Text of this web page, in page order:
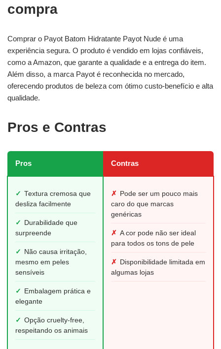
compra
Comprar o Payot Batom Hidratante Payot Nude é uma
experiência segura. O produto é vendido em lojas confiáveis,
como a Amazon, que garante a qualidade e a entrega do item.
Além disso, a marca Payot é reconhecida no mercado,
oferecendo produtos de beleza com ótimo custo-benefício e alta
qualidade.
Pros e Contras
Pros Contras
✓ Textura cremosa que
desliza facilmente
✓ Durabilidade que
surpreende
✓ Não causa irritação,
mesmo em peles
sensíveis
✓ Embalagem prática e
elegante
✓ Opção cruelty-free,
respeitando os animais
✗ Pode ser um pouco mais
caro do que marcas
genéricas
✗ A cor pode não ser ideal
para todos os tons de pele
✗ Disponibilidade limitada em
algumas lojas